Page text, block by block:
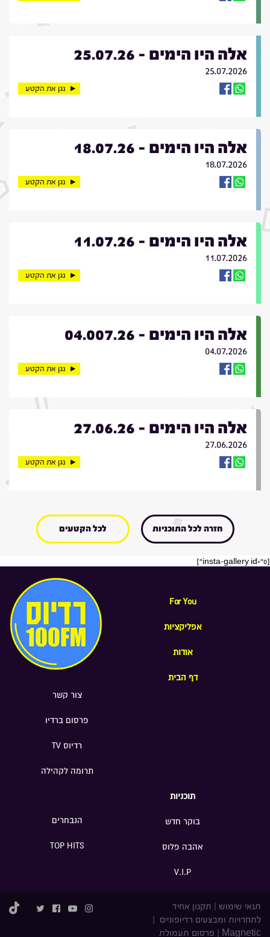
אלה היו הימים - 25.07.26
25.07.2026
נגן את הקטע
אלה היו הימים - 18.07.26
18.07.2026
נגן את הקטע
אלה היו הימים - 11.07.26
11.07.2026
נגן את הקטע
אלה היו הימים - 04.007.26
04.07.2026
נגן את הקטע
אלה היו הימים - 27.06.26
27.06.2026
נגן את הקטע
חזרה לכל התוכניות לכל הקטעים
[insta-gallery id="0"]
For You
אפליקציות
אודות
דף הבית
צור קשר
פרסום ברדיו
רדיוס TV
תרומה לקהילה
תוכניות
בוקר חדש
אהבה פלוס
V.I.P
הנבחרים
TOP HITS
תנאי שימוש
תקנון אחיד
לתחרויות ומבצעים רדיופוניים
Magnetic
פרסום תעמולת